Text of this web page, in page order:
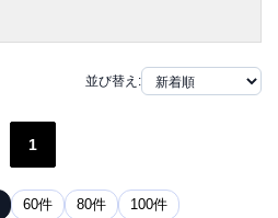
並び替え:
1
60件 80件 100件